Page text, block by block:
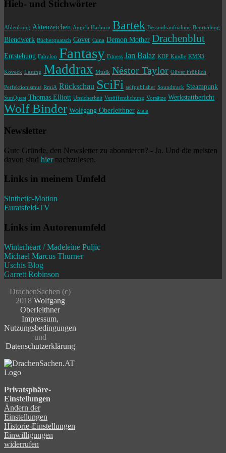
Hieb- und Stichwörter
Ablenkung Aktenzeichen Angela Harburn Bartek Bestandsaufnahme Beurteilung
Blendwerk Bücherquatsch Cover Cuna Demon Mother Drachenblut
Entstehung Fabylon Fantasy Fitness Jan Balaz KDP Kindle KMN3
Koveck Lesung Maddrax Musik Néstor Taylor Oliver Fröhlich
Perfektionismus RmiA Rückschau SciFi selfpublisher Soundtrack Steampunk
SunQuest Thomas Elliott Unsicherheit Veröffentlichung Vorsätze Werkstattbericht
Wolf Binder Wolfgang Oberleithner Ziele
Newsletter
Gute Gründe, den Newsletter zu abonnieren? - Ja. Und die meisten
davon sind hiernachzulesen.
Links in meinem Umfeld
Sinthetic-Motion
Euratsfeld-TV
Links im Autorenumfeld
Winterheart / Madeleine Puljic
Michael Marcus Thurner
Uschis Blog
Garrett Robinson
DrachenSachen (c)
2018 Wolfgang
Oberleithner
Impressum,
Nutzungsbedingungen
und
Datenschutzerklärung
Privatsphäre-
Einstellungen
Ändern der
Einstellungen
Historie-Einstellungen
Einwilligungen
widerrufen